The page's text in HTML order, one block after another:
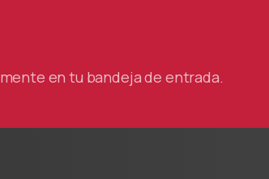
en tu bandeja de entrada.